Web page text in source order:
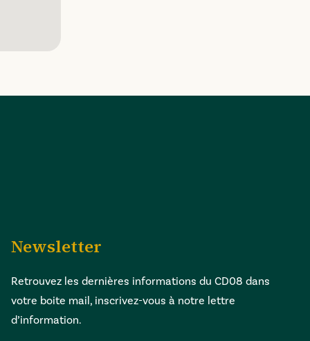
Newsletter
Retrouvez les dernières informations du CD08 dans
votre boite mail, inscrivez-vous à notre lettre
d’information.